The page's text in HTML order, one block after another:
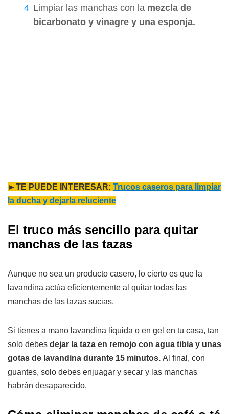
Limpiar las manchas con la mezcla de
bicarbonato y vinagre y una esponja.
►TE PUEDE INTERESAR: Trucos caseros para limpiar
la ducha y dejarla reluciente
El truco más sencillo para quitar
manchas de las tazas
Aunque no sea un producto casero, lo cierto es que la
lavandina actúa eficientemente al quitar todas las
manchas de las tazas sucias.
Si tienes a mano lavandina líquida o en gel en tu casa, tan
solo debes dejar la taza en remojo con agua tibia y unas
gotas de lavandina durante 15 minutos. Al final, con
guantes, solo debes enjuagar y secar y las manchas
habrán desaparecido.